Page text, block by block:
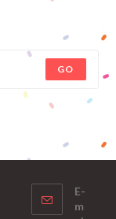
GO
E-
m